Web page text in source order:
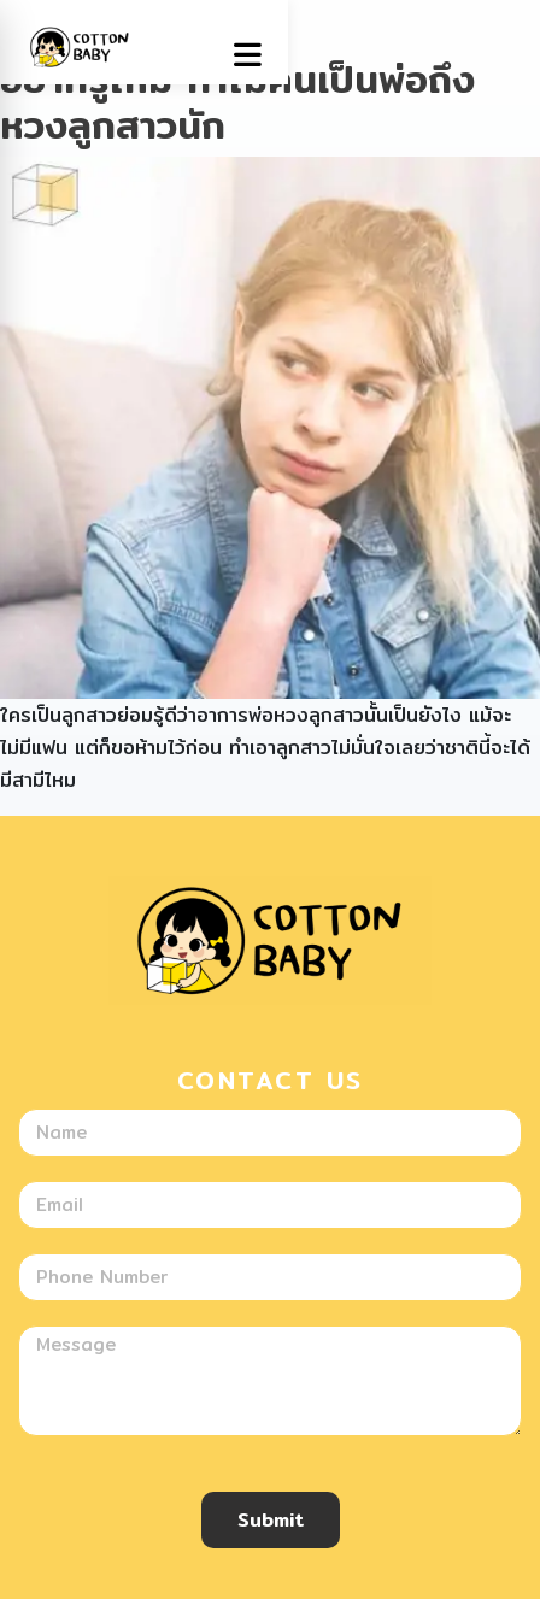
Tag:หวงลูกสาว
อยากรู้ไหม ทำไมคนเป็นพ่อถึง
หวงลูกสาวนัก
ใครเป็นลูกสาวย่อมรู้ดีว่าอาการพ่อหวงลูกสาวนั้นเป็นยังไง แม้จะ
ไม่มีแฟน แต่ก็ขอห้ามไว้ก่อน ทำเอาลูกสาวไม่มั่นใจเลยว่าชาตินี้จะได้
มีสามีไหม
CONTACT US
Submit